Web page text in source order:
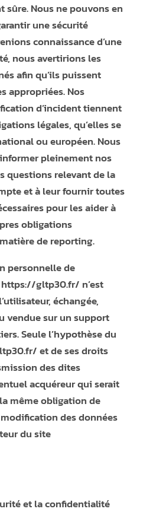
sûre. Nous ne pouvons en
une sécurité
connaissance d’une
nous avertirions les
afin qu’ils puissent
appropriées. Nos
d’incident tiennent
légales, qu’elles se
ou européen. Nous
pleinement nos
questions relevant de la
et à leur fournir toutes
pour les aider à
obligations
de reporting.
personnelle de
https://gltp30.fr/ n’est
échangée,
vendue sur un support
Seule l’hypothèse du
et de ses droits
des dites
acquéreur qui serait
même obligation de
des données
du site
et la confidentialité